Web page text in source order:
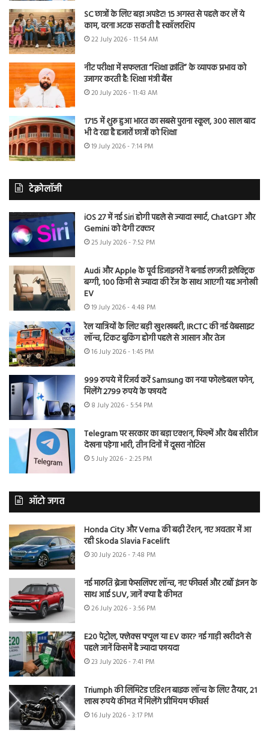
SC छात्रों के लिए बड़ा अपडेट! 15 अगस्त से पहले कर लें ये
काम, वरना अटक सकती है स्कॉलरशिप
22 July 2026 - 11:54 AM
नीट परीक्षा में सफलता “शिक्षा क्रांति” के व्यापक प्रभाव को
उजागर करती है: शिक्षा मंत्री बैंस
20 July 2026 - 11:43 AM
1715 में शुरू हुआ भारत का सबसे पुराना स्कूल, 300 साल बाद
भी दे रहा है हजारों छात्रों को शिक्षा
19 July 2026 - 7:14 PM
टेक्नोलॉजी
iOS 27 में नई Siri होगी पहले से ज्यादा स्मार्ट, ChatGPT और
Gemini को देगी टक्कर
25 July 2026 - 7:52 PM
Audi और Apple के पूर्व डिजाइनरों ने बनाई लग्जरी इलेक्ट्रिक
बग्गी, 100 किमी से ज्यादा की रेंज के साथ आएगी यह अनोखी
EV
19 July 2026 - 4:48 PM
रेल यात्रियों के लिए बड़ी खुशखबरी, IRCTC की नई वेबसाइट
लॉन्च, टिकट बुकिंग होगी पहले से आसान और तेज
16 July 2026 - 1:45 PM
999 रुपये में रिजर्व करें Samsung का नया फोल्डेबल फोन,
मिलेंगे 2799 रुपये के फायदे
8 July 2026 - 5:54 PM
Telegram पर सरकार का बड़ा एक्शन, फिल्में और वेब सीरीज
देखना पड़ेगा भारी, तीन दिनों में दूसरा नोटिस
5 July 2026 - 2:25 PM
ऑटो जगत
Honda City और Verna की बढ़ी टेंशन, नए अवतार में आ
रही Skoda Slavia Facelift
30 July 2026 - 7:48 PM
नई मारुति ब्रेजा फेसलिफ्ट लॉन्च, नए फीचर्स और टर्बो इंजन के
साथ आई SUV, जानें क्या है कीमत
26 July 2026 - 3:56 PM
E20 पेट्रोल, फ्लेक्स फ्यूल या EV कार? नई गाड़ी खरीदने से
पहले जानें किसमें है ज्यादा फायदा
23 July 2026 - 7:41 PM
Triumph की लिमिटेड एडिशन बाइक लॉन्च के लिए तैयार, 21
लाख रुपये कीमत में मिलेंगे प्रीमियम फीचर्स
16 July 2026 - 3:17 PM